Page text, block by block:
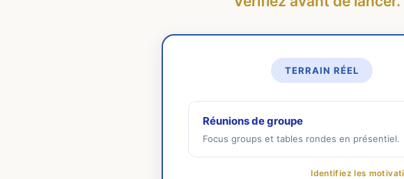
TERRAIN RÉEL
Réunions de groupe
Focus groups et tables rondes en présentiel.
Identifiez les